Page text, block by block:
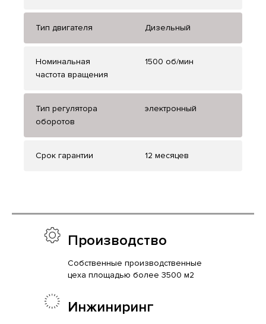
Тип двигателя Дизельный
Номинальная
частота вращения
1500 об/мин
Тип регулятора
оборотов
электронный
Срок гарантии 12 месяцев
Производство
Собственные производственные
цеха площадью более 3500 м2
Инжиниринг